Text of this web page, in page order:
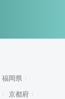
福岡県
京都府